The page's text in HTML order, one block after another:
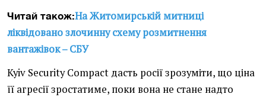
Читай також:На Житомирській митниці
ліквідовано злочинну схему розмитнення
вантажівок – СБУ
Kyiv Security Compact дасть росії зрозуміти, що ціна
її агресії зростатиме, поки вона не стане надто